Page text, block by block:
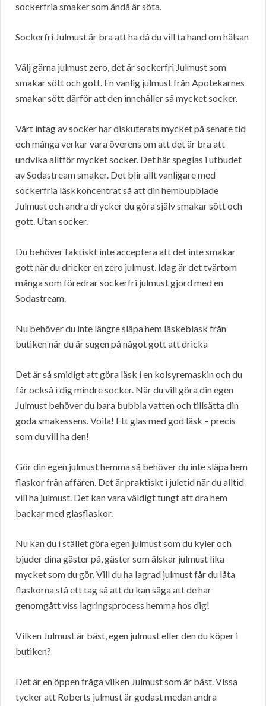
sockerfria smaker som ändå är söta.
Sockerfri Julmust är bra att ha då du vill ta hand om hälsan
Välj gärna julmust zero, det är sockerfri Julmust som
smakar sött och gott. En vanlig julmust från Apotekarnes
smakar sött därför att den innehåller så mycket socker.
Vårt intag av socker har diskuterats mycket på senare tid
och många verkar vara överens om att det är bra att
undvika alltför mycket socker. Det här speglas i utbudet
av Sodastream smaker. Det blir allt vanligare med
sockerfria läskkoncentrat så att din hembubblade
Julmust och andra drycker du göra själv smakar sött och
gott. Utan socker.
Du behöver faktiskt inte acceptera att det inte smakar
gott när du dricker en zero julmust. Idag är det tvärtom
många som föredrar sockerfri julmust gjord med en
Sodastream.
Nu behöver du inte längre släpa hem läskeblask från
butiken när du är sugen på något gott att dricka
Det är så smidigt att göra läsk i en kolsyremaskin och du
får också i dig mindre socker. När du vill göra din egen
Julmust behöver du bara bubbla vatten och tillsätta din
goda smakessens. Voila! Ett glas med god läsk – precis
som du vill ha den!
Gör din egen julmust hemma så behöver du inte släpa hem
flaskor från affären. Det är praktiskt i juletid när du alltid
vill ha julmust. Det kan vara väldigt tungt att dra hem
backar med glasflaskor.
Nu kan du i stället göra egen julmust som du kyler och
bjuder dina gäster på, gäster som älskar julmust lika
mycket som du gör. Vill du ha lagrad julmust får du låta
flaskorna stå ett tag så att du kan säga att de har
genomgått viss lagringsprocess hemma hos dig!
Vilken Julmust är bäst, egen julmust eller den du köper i
butiken?
Det är en öppen fråga vilken Julmust som är bäst. Vissa
tycker att Roberts julmust är godast medan andra